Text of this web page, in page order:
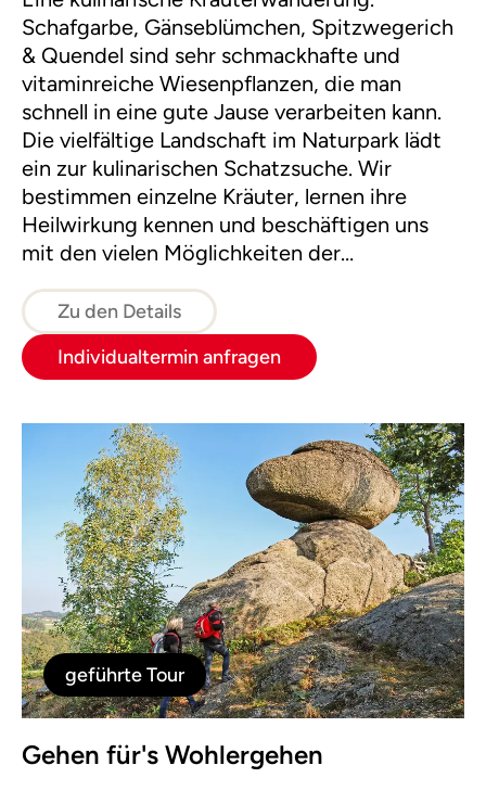
Schafgarbe, Gänseblümchen, Spitzwegerich
& Quendel sind sehr schmackhafte und
vitaminreiche Wiesenpflanzen, die man
schnell in eine gute Jause verarbeiten kann.
Die vielfältige Landschaft im Naturpark lädt
ein zur kulinarischen Schatzsuche. Wir
bestimmen einzelne Kräuter, lernen ihre
Heilwirkung kennen und beschäftigen uns
mit den vielen Möglichkeiten der
Zu den Details
Individualtermin anfragen
geführte Tour
Gehen für's Wohlergehen